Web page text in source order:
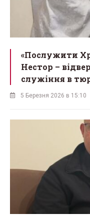
«Послужити
Нестор –
служіння в
5 Березня 2026 в 15:10